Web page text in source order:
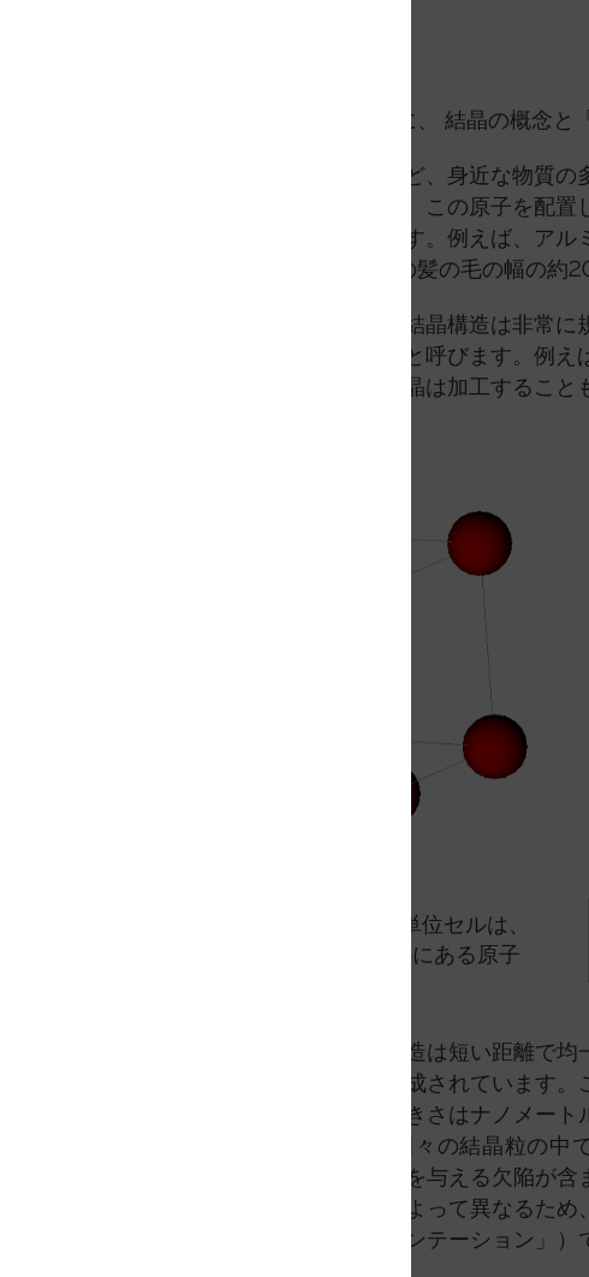
EBSD技術の仕組みを見る前に、 結晶の概念
金属や鉱物、セラミックスなど、身近な物質
返すように配置されています。この原子を配
のグループ間の距離も微小です。例えば、ア
0.405ナノメートルで、人間の髪の毛の幅の約
原子レベルで見ると、物質の結晶構造は非常
ることがあり、これを単結晶と呼びます。例
反映しています。また、単結晶は加工するこ
フェライト（BCC Fe）の単位セルは、
立方晶単位セルの角と中心にある原子
しかし、多くの場合、結晶構造は短い距離で
晶の「粒」の集合体として形成されています
結晶」と呼ばれ、結晶粒の大きさはナノメート
ルに及ぶことがあります。個々の結晶粒の中
く、材料の挙動に重要な影響を与える欠陥が含
ます。結晶格子の方位は粒によって異なるた
の方位の変化（「ミスオリエンテーション」